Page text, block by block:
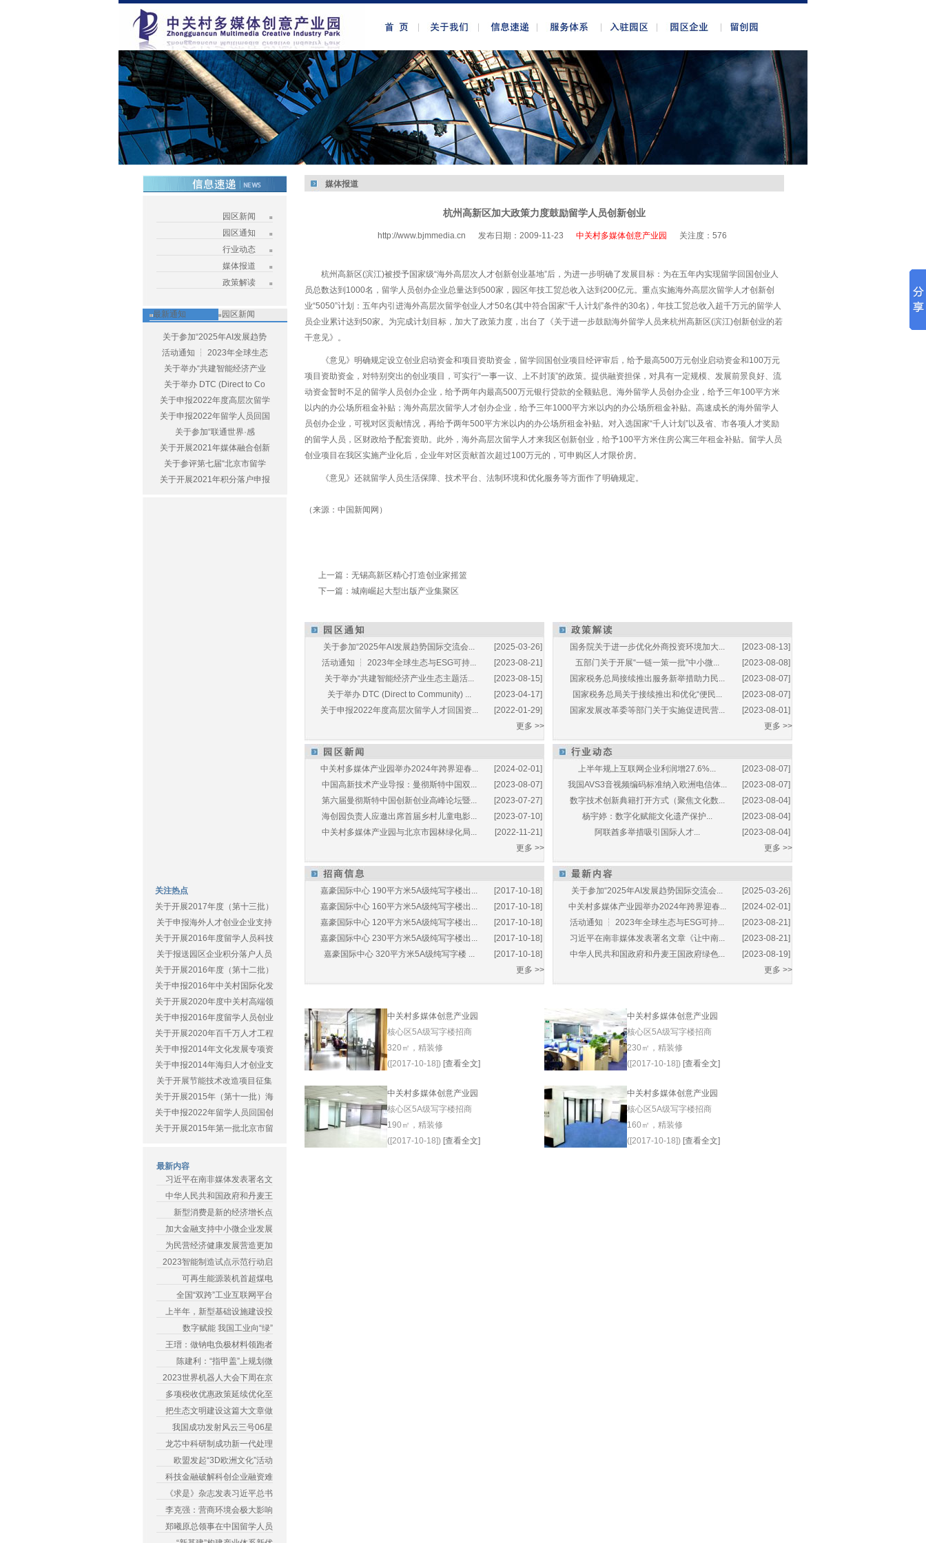
园区新闻
园区通知
行业动态
媒体报道
政策解读
最新通知 园区新闻
关于参加“2025年AI发展趋势
活动通知 ┆ 2023年全球生态
关于举办“共建智能经济产业
关于举办 DTC (Direct to Co
关于申报2022年度高层次留学
关于申报2022年留学人员回国
关于参加“联通世界·感
关于开展2021年媒体融合创新
关于参评第七届“北京市留学
关于开展2021年积分落户申报
关注热点
关于开展2017年度（第十三批）
关于申报海外人才创业企业支持
关于开展2016年度留学人员科技
关于报送园区企业积分落户人员
关于开展2016年度（第十二批）
关于申报2016年中关村国际化发
关于开展2020年度中关村高端领
关于申报2016年度留学人员创业
关于开展2020年百千万人才工程
关于申报2014年文化发展专项资
关于申报2014年海归人才创业支
关于开展节能技术改造项目征集
关于开展2015年（第十一批）海
关于申报2022年留学人员回国创
关于开展2015年第一批北京市留
最新内容
习近平在南非媒体发表署名文
中华人民共和国政府和丹麦王
新型消费是新的经济增长点
加大金融支持中小微企业发展
为民营经济健康发展营造更加
2023智能制造试点示范行动启
可再生能源装机首超煤电
全国“双跨”工业互联网平台
上半年，新型基础设施建设投
数字赋能 我国工业向“绿”
王瑨：做钠电负极材料领跑者
陈建利：“指甲盖”上规划微
2023世界机器人大会下周在京
多项税收优惠政策延续优化至
把生态文明建设这篇大文章做
我国成功发射风云三号06星
龙芯中科研制成功新一代处理
欧盟发起“3D欧洲文化”活动
科技金融破解科创企业融资难
《求是》杂志发表习近平总书
李克强：营商环境会极大影响
郑曦原总领事在中国留学人员
媒体报道
杭州高新区加大政策力度鼓励留学人员创新创业
http://www.bjmmedia.cn 发布日期：2009-11-23 中关村多媒体创意产业园 关注度： 576
杭州高新区(滨江)被授予国家级“海外高层次人才创新创业基地”后，为进一步明确了发展目标：为在五年内实现留学回国创业人
员总数达到1000名，留学人员创办企业总量达到500家，园区年技工贸总收入达到200亿元。重点实施海外高层次留学人才创新创
业“5050”计划：五年内引进海外高层次留学创业人才50名(其中符合国家“千人计划”条件的30名)，年技工贸总收入超千万元的留学人
员企业累计达到50家。为完成计划目标，加大了政策力度，出台了《关于进一步鼓励海外留学人员来杭州高新区(滨江)创新创业的若
干意见》。
《意见》明确规定设立创业启动资金和项目资助资金，留学回国创业项目经评审后，给予最高500万元创业启动资金和100万元
项目资助资金，对特别突出的创业项目，可实行“一事一议、上不封顶”的政策。提供融资担保，对具有一定规模、发展前景良好、流
动资金暂时不足的留学人员创办企业，给予两年内最高500万元银行贷款的全额贴息。海外留学人员创办企业，给予三年100平方米
以内的办公场所租金补贴；海外高层次留学人才创办企业，给予三年1000平方米以内的办公场所租金补贴。高速成长的海外留学人
员创办企业，可视对区贡献情况，再给予两年500平方米以内的办公场所租金补贴。对入选国家“千人计划”以及省、市各项人才奖励
的留学人员，区财政给予配套资助。此外，海外高层次留学人才来我区创新创业，给予100平方米住房公寓三年租金补贴。留学人员
创业项目在我区实施产业化后，企业年对区贡献首次超过100万元的，可申购区人才限价房。
《意见》还就留学人员生活保障、技术平台、法制环境和优化服务等方面作了明确规定。
（来源：中国新闻网）
上一篇： 无锡高新区精心打造创业家摇篮
下一篇： 城南崛起大型出版产业集聚区
[2025-03-26]
关于参加“2025年AI发展趋势国际交流会...
[2023-08-21]
活动通知 ┆ 2023年全球生态与ESG可持...
[2023-08-15]
关于举办“共建智能经济产业生态主题活...
[2023-04-17]
关于举办 DTC (Direct to Community) ...
[2022-01-29]
关于申报2022年度高层次留学人才回国资...
更多 >>
[2023-08-13]
国务院关于进一步优化外商投资环境加大...
[2023-08-08]
五部门关于开展“一链一策一批”中小微...
[2023-08-07]
国家税务总局接续推出服务新举措助力民...
[2023-08-07]
国家税务总局关于接续推出和优化“便民...
[2023-08-01]
国家发展改革委等部门关于实施促进民营...
更多 >>
[2024-02-01]
中关村多媒体产业园举办2024年跨界迎春...
[2023-08-07]
中国高新技术产业导报：曼彻斯特中国双...
[2023-07-27]
第六届曼彻斯特中国创新创业高峰论坛暨...
[2023-07-10]
海创园负责人应邀出席首届乡村儿童电影...
[2022-11-21]
中关村多媒体产业园与北京市园林绿化局...
更多 >>
[2023-08-07]
上半年规上互联网企业利润增27.6%...
[2023-08-07]
我国AVS3音视频编码标准纳入欧洲电信体...
[2023-08-04]
数字技术创新典籍打开方式（聚焦文化数...
[2023-08-04]
杨宇婷：数字化赋能文化遗产保护...
[2023-08-04]
阿联酋多举措吸引国际人才...
更多 >>
[2017-10-18]
嘉豪国际中心 190平方米5A级纯写字楼出...
[2017-10-18]
嘉豪国际中心 160平方米5A级纯写字楼出...
[2017-10-18]
嘉豪国际中心 120平方米5A级纯写字楼出...
[2017-10-18]
嘉豪国际中心 230平方米5A级纯写字楼出...
[2017-10-18]
嘉豪国际中心 320平方米5A级纯写字楼 ...
更多 >>
[2025-03-26]
关于参加“2025年AI发展趋势国际交流会...
[2024-02-01]
中关村多媒体产业园举办2024年跨界迎春...
[2023-08-21]
活动通知 ┆ 2023年全球生态与ESG可持...
[2023-08-21]
习近平在南非媒体发表署名文章《让中南...
[2023-08-19]
中华人民共和国政府和丹麦王国政府绿色...
更多 >>
中关村多媒体创意产业园
核心区5A级写字楼招商
320㎡，精装修
([2017-10-18]) [查看全文]
中关村多媒体创意产业园
核心区5A级写字楼招商
230㎡，精装修
([2017-10-18]) [查看全文]
中关村多媒体创意产业园
核心区5A级写字楼招商
190㎡，精装修
([2017-10-18]) [查看全文]
中关村多媒体创意产业园
核心区5A级写字楼招商
160㎡，精装修
([2017-10-18]) [查看全文]